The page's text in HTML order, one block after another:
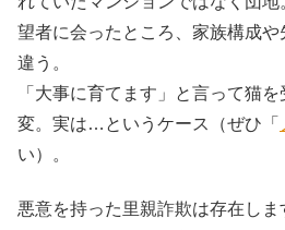
望者に会ったところ、家族構成
違う。
「大事に育てます」と言って猫
変。実は…というケース（ぜひ「
い）。
悪意を持った里親詐欺は存在しま